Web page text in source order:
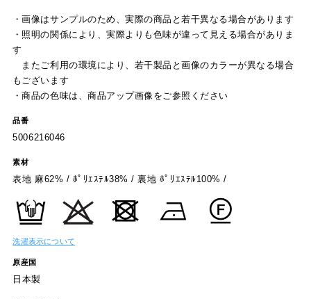
・画像はサンプルのため、実際の商品と若干異なる場合があります
・照明の関係により、実際よりも色味が違って見える場合がありま
す
またご利用の環境により、若干製品と画像のカラーが異なる場合
もございます
・商品の色味は、商品アップ画像をご参照ください
品番
5006216046
素材
表地 麻62% / ﾎﾟﾘｴｽﾃﾙ38% / 裏地 ﾎﾟﾘｴｽﾃﾙ100% /
洗濯表示について
原産国
日本製